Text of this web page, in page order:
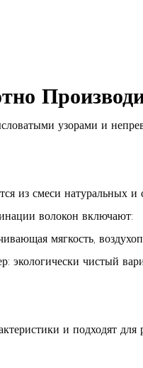
узорами и
из смеси натуральных и
волокон включают:
мягкость,
экологически чистый
и подходят